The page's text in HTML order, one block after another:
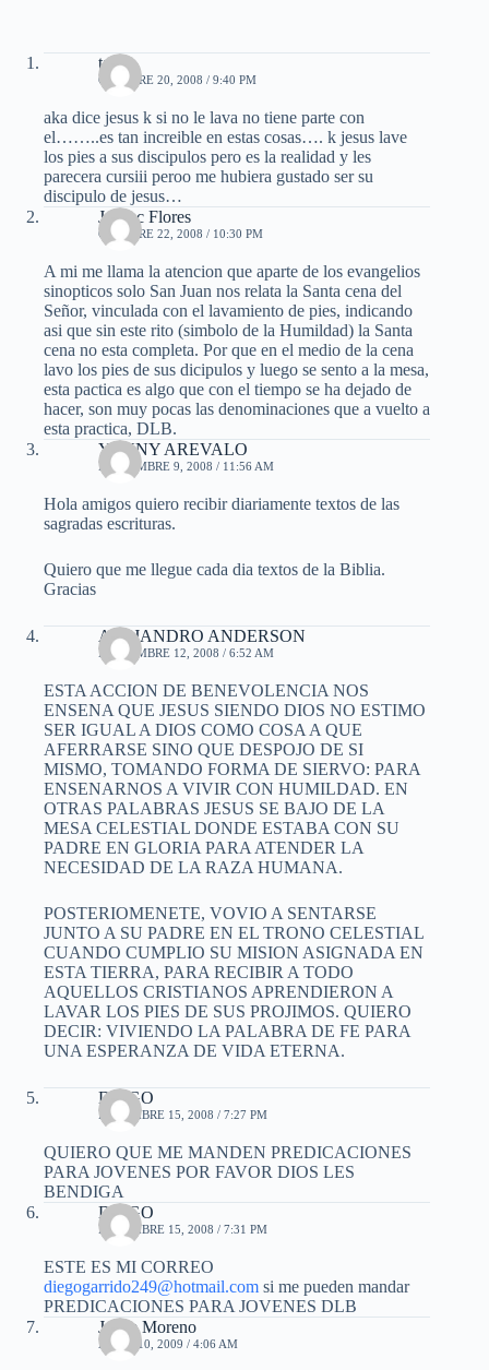
tania
OCTUBRE 20, 2008 / 9:40 PM
aka dice jesus k si no le lava no tiene parte con
el……..es tan increible en estas cosas…. k jesus lave
los pies a sus discipulos pero es la realidad y les
parecera cursiii peroo me hubiera gustado ser su
discipulo de jesus…
J.Isaac Flores
OCTUBRE 22, 2008 / 10:30 PM
A mi me llama la atencion que aparte de los evangelios
sinopticos solo San Juan nos relata la Santa cena del
Señor, vinculada con el lavamiento de pies, indicando
asi que sin este rito (simbolo de la Humildad) la Santa
cena no esta completa. Por que en el medio de la cena
lavo los pies de sus dicipulos y luego se sento a la mesa,
esta pactica es algo que con el tiempo se ha dejado de
hacer, son muy pocas las denominaciones que a vuelto a
esta practica, DLB.
YENNY AREVALO
NOVIEMBRE 9, 2008 / 11:56 AM
Hola amigos quiero recibir diariamente textos de las
sagradas escrituras.
Quiero que me llegue cada dia textos de la Biblia.
Gracias
ALEJANDRO ANDERSON
NOVIEMBRE 12, 2008 / 6:52 AM
ESTA ACCION DE BENEVOLENCIA NOS
ENSENA QUE JESUS SIENDO DIOS NO ESTIMO
SER IGUAL A DIOS COMO COSA A QUE
AFERRARSE SINO QUE DESPOJO DE SI
MISMO, TOMANDO FORMA DE SIERVO: PARA
ENSENARNOS A VIVIR CON HUMILDAD. EN
OTRAS PALABRAS JESUS SE BAJO DE LA
MESA CELESTIAL DONDE ESTABA CON SU
PADRE EN GLORIA PARA ATENDER LA
NECESIDAD DE LA RAZA HUMANA.
POSTERIOMENETE, VOVIO A SENTARSE
JUNTO A SU PADRE EN EL TRONO CELESTIAL
CUANDO CUMPLIO SU MISION ASIGNADA EN
ESTA TIERRA, PARA RECIBIR A TODO
AQUELLOS CRISTIANOS APRENDIERON A
LAVAR LOS PIES DE SUS PROJIMOS. QUIERO
DECIR: VIVIENDO LA PALABRA DE FE PARA
UNA ESPERANZA DE VIDA ETERNA.
DIEGO
DICIEMBRE 15, 2008 / 7:27 PM
QUIERO QUE ME MANDEN PREDICACIONES
PARA JOVENES POR FAVOR DIOS LES
BENDIGA
DIEGO
DICIEMBRE 15, 2008 / 7:31 PM
ESTE ES MI CORREO
diegogarrido249@hotmail.com si me pueden mandar
PREDICACIONES PARA JOVENES DLB
Jaime Moreno
ABRIL 10, 2009 / 4:06 AM